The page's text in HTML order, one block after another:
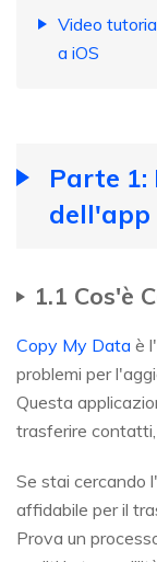
Video
a iOS
Parte 1:
dell'app
1.1 Cos'è
Copy My Data è
problemi per
Questa
trasferire contatti,
Se stai cercando
affidabile per il
Prova un